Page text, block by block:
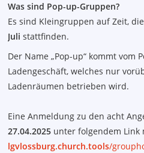
Was sind Pop-up-Gruppen?
Es sind Kleingruppen auf Zeit,
Juli stattfinden.
Der Name „Pop-up“ kommt vom
Ladengeschäft, welches nur
Ladenräumen betrieben wird.
Eine Anmeldung zu den acht
27.04.2025 unter folgendem Link
lgvlossburg.church.tools/